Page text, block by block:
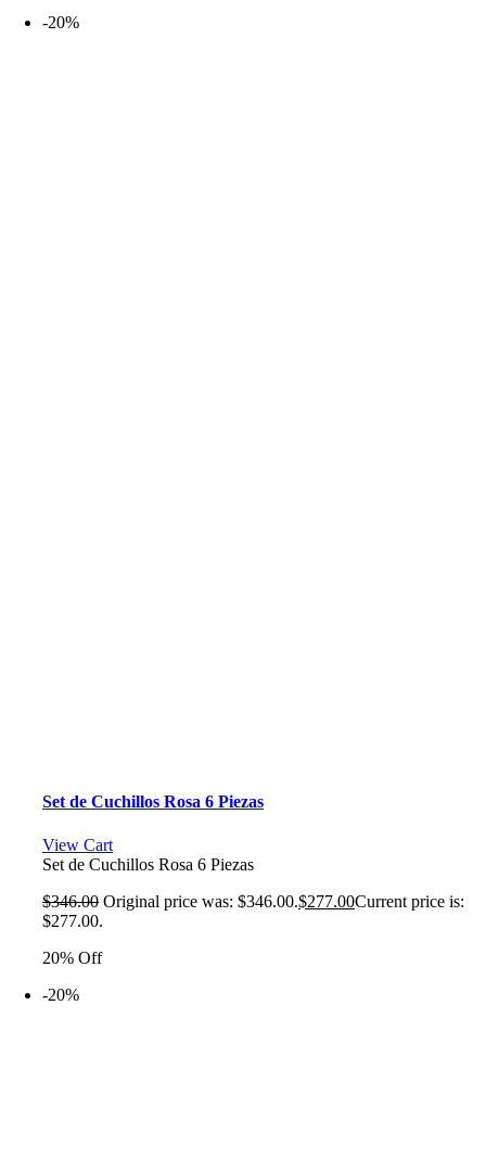
-20%
Set de Cuchillos Rosa 6 Piezas
View Cart
Set de Cuchillos Rosa 6 Piezas
$346.00 Original price was: $346.00.$277.00Current price is:
$277.00.
20% Off
-20%